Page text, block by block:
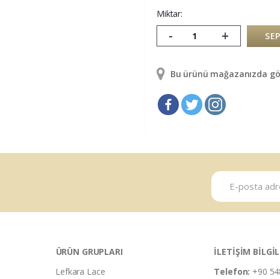
Miktar:
- +
Bu ürünü mağazanızda
ÜRÜN GRUPLARI
Lefkara Lace
İLETİŞİM
Telefon: +90